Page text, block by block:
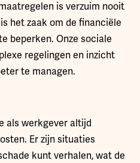
is verzuim nooit
het zaak om de financiële
beperken. Onze sociale
regelingen en inzicht
te managen.
als werkgever altijd
Er zijn situaties
kunt verhalen, wat de